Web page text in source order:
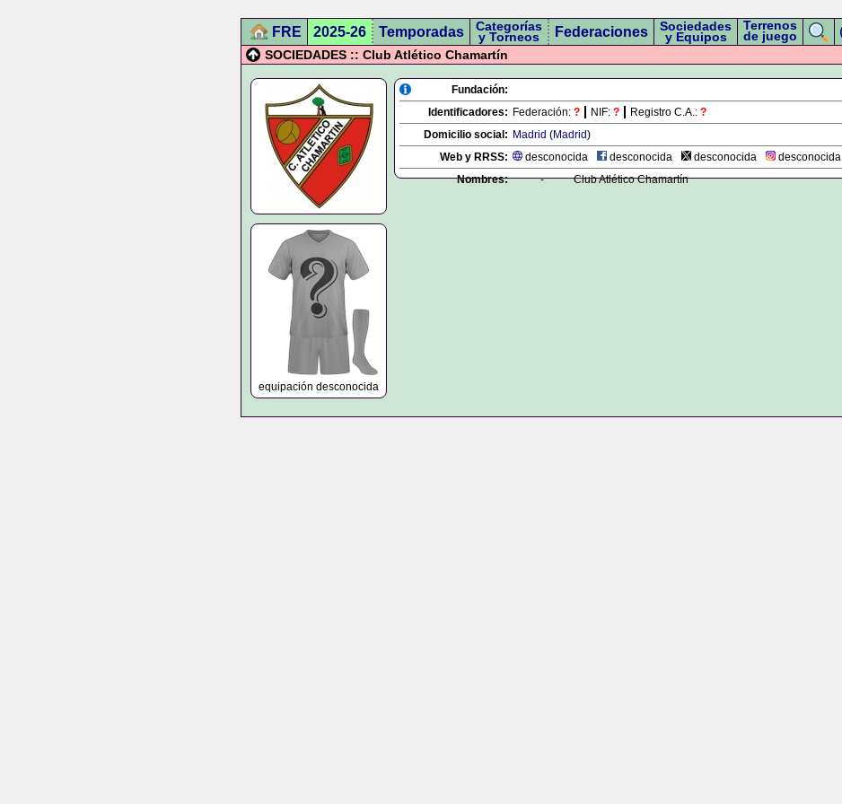
FRE 2025-26 Temporadas Categorías
y Torneos Federaciones Sociedades
y Equipos
Terrenos
de juego
SOCIEDADES :: Club Atlético Chamartín
equipación desconocida
Fundación:
Identificadores: Federación: ? NIF: ? Registro C.A.: ?
Domicilio social: Madrid (Madrid)
Web y RRSS:
desconocida desconocida desconocida
desconocida
Nombres:
- Club Atlético Chamartín